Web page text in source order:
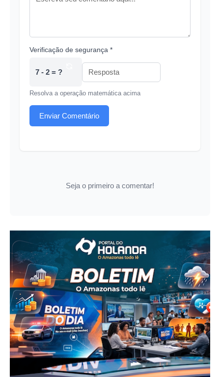
Verificação de segurança *
7 - 2 = ?
Resolva a operação matemática acima
Enviar Comentário
Seja o primeiro a comentar!